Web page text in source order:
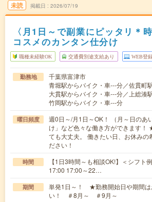
未読 掲載日 2026/07/19
〈月1日～で副業にピッタリ＊
コスメのカンタン仕分け
職種未経験OK 交通費別途支給あり WEB登
勤務地
千葉県富津市
青堀駅からバイク・車---分／佐貫町
大貫駅からバイク・車---分／上総湊
竹岡駅からバイク・車---分
曜日頻度
週0日～/月1日～OK！ （月～日の
け」など色々な働き方ができます！
ても大丈夫。 働きたい日、お休みの
ださい！
時間
【1日3時間～も相談OK!】＜シフト
17:00 17:00～22…
期間
単発1日～！ ★勤務開始日や期間は
い！ ＃8月～ ＃9月～